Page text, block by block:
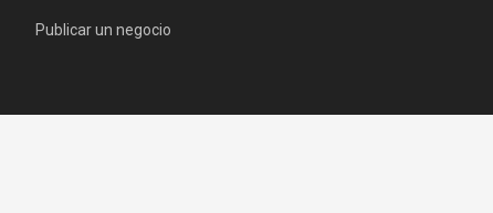
Publicar un negocio